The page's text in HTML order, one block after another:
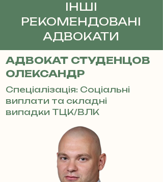
ІНШІ
РЕКОМЕНДОВАНІ
АДВОКАТИ
АДВОКАТ СТУДЕНЦОВ
ОЛЕКСАНДР
Спеціалізація: Соціальні
виплати та складні
випадки ТЦК/ВЛК